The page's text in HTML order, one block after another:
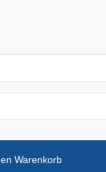
Warenkorb